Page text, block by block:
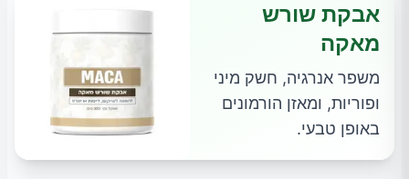
אבקת שורש
מאקה
משפר אנרגיה, חשק מיני
ופוריות, ומאזן הורמונים
באופן טבעי.